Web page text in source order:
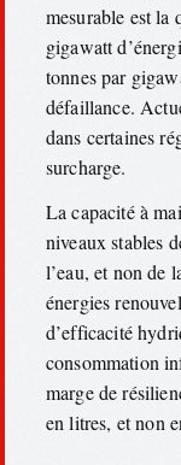
mesurable est la
gigawatt
tonnes par
défaillance.
dans certaines
surcharge.
La capacité à
niveaux stables
l’eau, et non de
énergies
d’efficacité
consommation
marge de
en litres, et non